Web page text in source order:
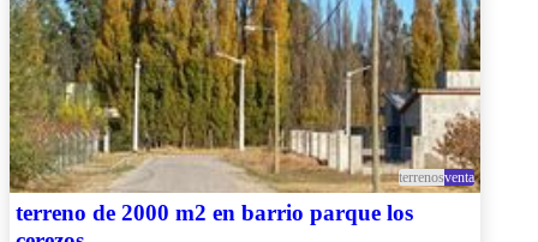
terrenosventa
terreno de 2000 m2 en barrio parque los